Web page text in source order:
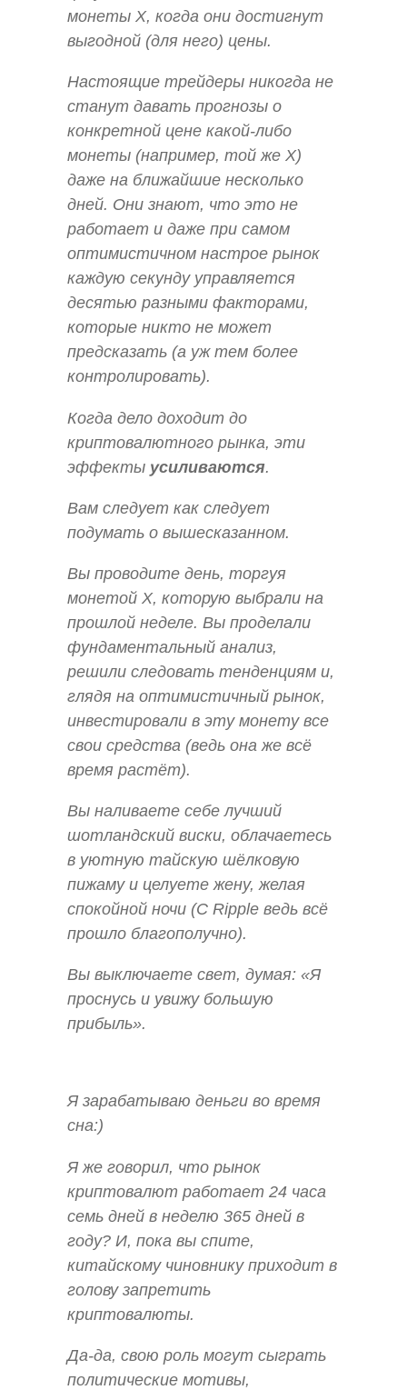
монеты X, когда они достигнут
выгодной (для него) цены.
Настоящие трейдеры никогда не
станут давать прогнозы о
конкретной цене какой-либо
монеты (например, той же X)
даже на ближайшие несколько
дней. Они знают, что это не
работает и даже при самом
оптимистичном настрое рынок
каждую секунду управляется
десятью разными факторами,
которые никто не может
предсказать (а уж тем более
контролировать).
Когда дело доходит до
криптовалютного рынка, эти
эффекты усиливаются.
Вам следует как следует
подумать о вышесказанном.
Вы проводите день, торгуя
монетой Х, которую выбрали на
прошлой неделе. Вы проделали
фундаментальный анализ,
решили следовать тенденциям и,
глядя на оптимистичный рынок,
инвестировали в эту монету все
свои средства (ведь она же всё
время растёт).
Вы наливаете себе лучший
шотландский виски, облачаетесь
в уютную тайскую шёлковую
пижаму и целуете жену, желая
спокойной ночи (С Ripple ведь всё
прошло благополучно).
Вы выключаете свет, думая: «Я
проснусь и увижу большую
прибыль».
Я зарабатываю деньги во время
сна:)
Я же говорил, что рынок
криптовалют работает 24 часа
семь дней в неделю 365 дней в
году? И, пока вы спите,
китайскому чиновнику приходит в
голову запретить
криптовалюты.
Да-да, свою роль могут сыграть
политические мотивы,